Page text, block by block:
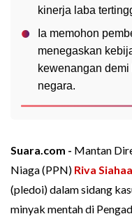
kinerja laba
Ia memohon
menegaskan
kewenangan
negara.
Suara.com - Mantan
Niaga (PPN) Riva
(pledoi) dalam sidang
minyak mentah di